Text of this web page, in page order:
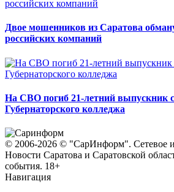
Двое мошенников из Саратова
российских компаний
На СВО погиб 21-летний выпускник
Губернаторского колледжа
© 2006-2026 © "СарИнформ". Сетевое
Новости Саратова и Саратовской
события. 18+
Навигация